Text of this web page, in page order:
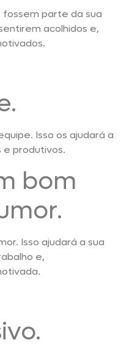
parte da sua
acolhidos e,
Isso os ajudará a
produtivos.
bom
Isso ajudará a sua
e,